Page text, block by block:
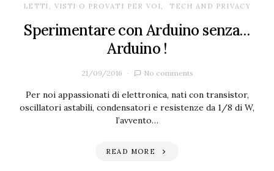
LETTI, VISTI O PROVATI PER VOI TECH AND PRIVACY
Sperimentare con Arduino senza…
Arduino !
21/09/2016 No comments
Per noi appassionati di elettronica, nati con transistor,
oscillatori astabili, condensatori e resistenze da 1/8 di W,
l’avvento…
READ MORE